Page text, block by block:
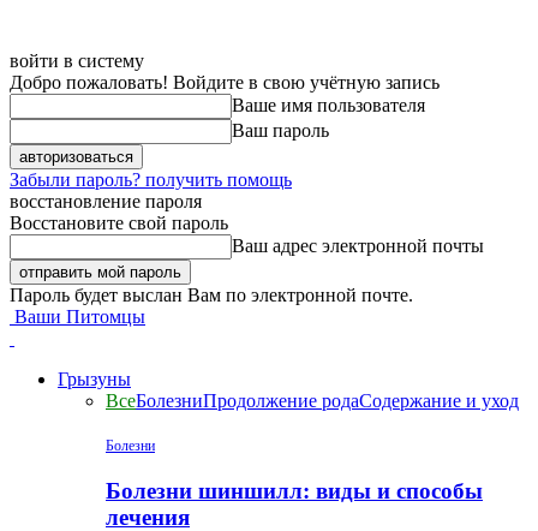
войти в систему
Добро пожаловать! Войдите в свою учётную запись
Ваше имя пользователя
Ваш пароль
Забыли пароль? получить помощь
восстановление пароля
Восстановите свой пароль
Ваш адрес электронной почты
Пароль будет выслан Вам по электронной почте.
Ваши Питомцы
Грызуны
ВсеБолезниПродолжение родаСодержание и уход
Болезни
Болезни шиншилл: виды и способы
лечения